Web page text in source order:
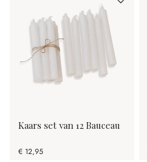
Kaars set van 12 Bauceau
€ 12,95